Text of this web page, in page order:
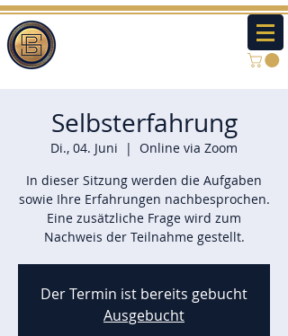
Selbsterfahrung
Di., 04. Juni
  |
Online via Zoom
In dieser Sitzung werden die Aufgaben
sowie Ihre Erfahrungen nachbesprochen.
Eine zusätzliche Frage wird zum
Nachweis der Teilnahme gestellt.
Der Termin ist bereits gebucht
Ausgebucht